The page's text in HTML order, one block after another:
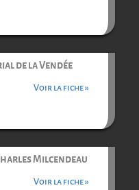
de la Vendée
Voir la fiche »
Milcendeau
Voir la fiche »